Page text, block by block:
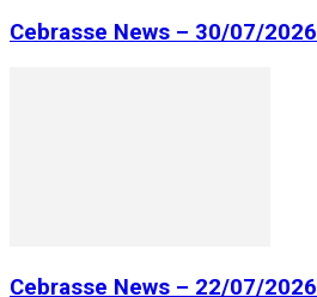
Cebrasse News – 30/07/2026
Cebrasse News – 22/07/2026